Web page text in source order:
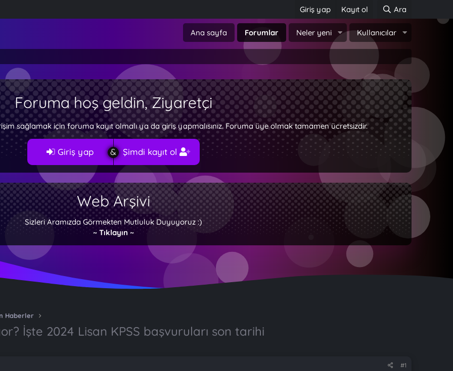
Giriş yap Kayıt ol Ara
Ana sayfa Forumlar Neler yeni Kullanıcılar
Foruma hoş geldin, Ziyaretçi
sağlamak için foruma kayıt olmalı ya da giriş yapmalısınız. Foruma üye olmak tamamen ücretsizdir.
Giriş yap Şimdi kayıt ol
Web Arşivi
Sizleri Aramızda Görmekten Mutluluk Duyuyoruz :)
~ Tıklayın ~
Haberler
İşte 2024 Lisan KPSS başvuruları son tarihi
#1